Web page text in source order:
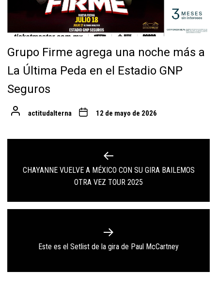
Grupo Firme agrega una noche más a
La Última Peda en el Estadio GNP
Seguros
actitudalterna 12 de mayo de 2026
Previous
post:
CHAYANNE VUELVE A MÉXICO CON SU GIRA BAILEMOS
OTRA VEZ TOUR 2025
Next
Este es el Setlist de la gira de Paul McCartney